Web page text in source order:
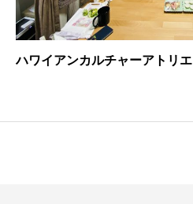
ハワイアンカルチャーアトリエ